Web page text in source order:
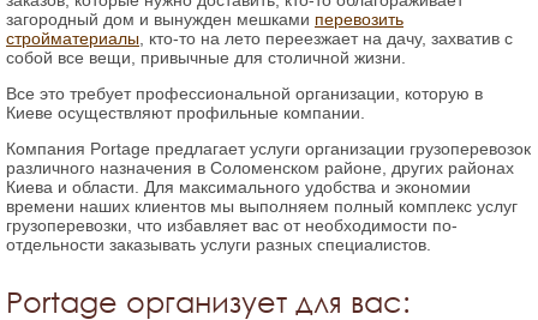
загородный дом и вынужден мешками перевозить
стройматериалы , кто-то на лето переезжает на дачу, захватив с
собой все вещи, привычные для столичной жизни.
Все это требует профессиональной организации, которую в
Киеве осуществляют профильные компании.
Компания Portage предлагает услуги организации грузоперевозок
различного назначения в Соломенском районе, других районах
Киева и области. Для максимального удобства и экономии
времени наших клиентов мы выполняем полный комплекс услуг
грузоперевозки, что избавляет вас от необходимости по-
отдельности заказывать услуги разных специалистов.
Portage организует для вас: